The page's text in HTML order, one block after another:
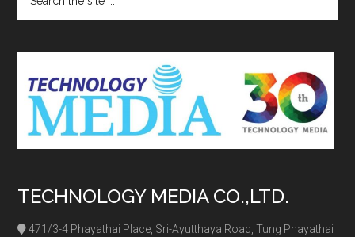
the
TECHNOLOGY MEDIA CO.,LTD.
471/3-4 Phayathai Place, Sri-Ayutthaya Road, Tung Phayathai